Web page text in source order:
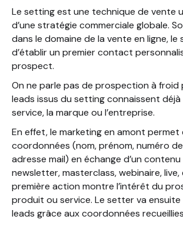
Le setting est une technique de vente
d’une stratégie commerciale globale.
dans le domaine de la vente en ligne,
d’établir un premier contact
prospect.
On ne parle pas de prospection à froid
leads issus du setting connaissent
service, la marque ou l’entreprise.
En effet, le marketing en amont
coordonnées (nom, prénom, numéro
adresse mail) en échange d’un
newsletter, masterclass, webinaire,
première action montre l’intérêt du
produit ou service. Le setter va
leads grâce aux coordonnées